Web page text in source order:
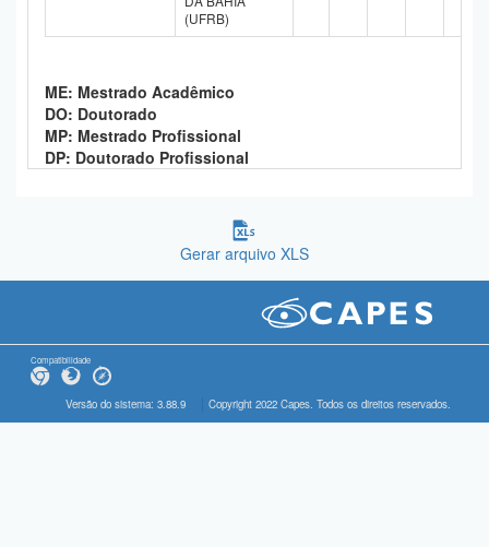
(UFRB)
ME: Mestrado Acadêmico
DO: Doutorado
MP: Mestrado Profissional
DP: Doutorado Profissional
Gerar arquivo XLS
Compatibilidade
Versão do sistema: 3.88.9 Copyright 2022 Capes. Todos os direitos reservados.